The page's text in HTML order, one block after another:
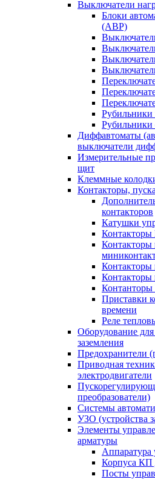
Выключатели
Блоки
(АВР)
Рубильники
Рубильники
Диффавтоматы
выключатели
Измерительные
щит
Клеммные
Контакторы,
контакторов
Катушки
Контакторы
Контакторы
Приставки
времени
Реле
Оборудование
заземления
Предохранители
Приводная
электродвигатели
преобразователи)
Системы
УЗО (устройства
Элементы
арматуры
Аппаратура
Корпуса КП
Посты